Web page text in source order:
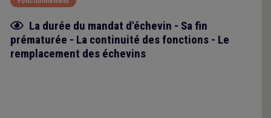
Fiche focus
La durée du mandat d'échevin - Sa fin
prématurée - La continuité des fonctions - Le
remplacement des échevins